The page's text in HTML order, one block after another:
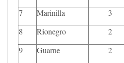
7
Marinilla 3
8
Rionegro 2
9
Guarne 2